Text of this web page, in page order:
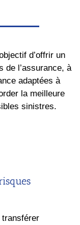
d’offrir un
de l’assurance, à
adaptées à
la meilleure
sinistres.